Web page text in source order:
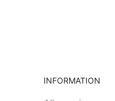
INFORMATION